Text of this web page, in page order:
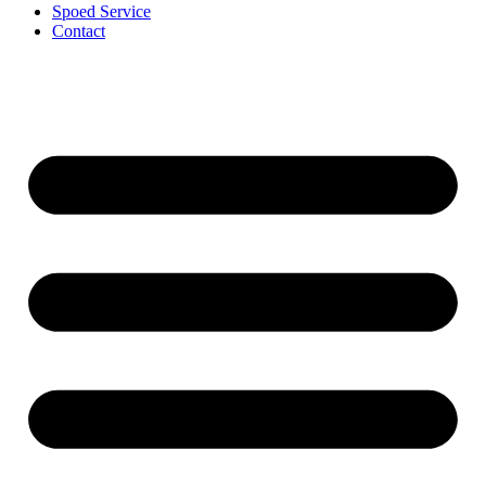
Spoed Service
Contact